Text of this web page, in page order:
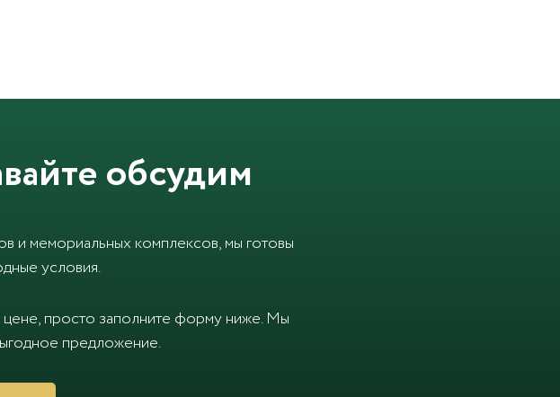
обсудим
и мемориальных комплексов, мы готовы
условия.
просто заполните форму ниже. Мы
предложение.